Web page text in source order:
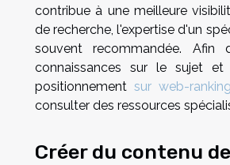
contribue à une meilleure
de recherche, l'expertise d'un
souvent recommandée. Afin
connaissances sur le sujet et
positionnementsur web-ranking
consulter des ressources
Créer du contenu